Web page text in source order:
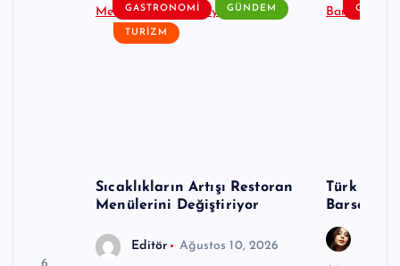
GASTRONOMI GÜNDEM
TURIZM
Sıcaklıkların Artışı Restoran
Menülerini Değiştiriyor
Editör Ağustos 10, 2026
Türk Otel